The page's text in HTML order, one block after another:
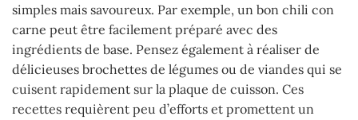
simples mais savoureux. Par exemple, un bon chili con
carne peut être facilement préparé avec des
ingrédients de base. Pensez également à réaliser de
délicieuses brochettes de légumes ou de viandes qui se
cuisent rapidement sur la plaque de cuisson. Ces
recettes requièrent peu d’efforts et promettent un